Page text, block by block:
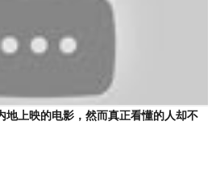
地上映的电影，然而真正看懂的人却不